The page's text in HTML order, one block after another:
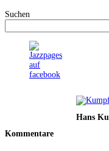
Suchen
Hans
Kommentare